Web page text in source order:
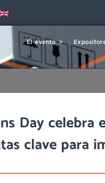
El evento >
Day celebra
clave para